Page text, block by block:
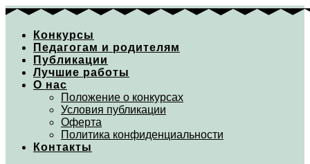
Перейти
содержимому
Конкурсы
Педагогам и родителям
Публикации
Лучшие работы
О нас
Положение о конкурсах
Условия публикации
Оферта
Политика конфиденциальности
Контакты